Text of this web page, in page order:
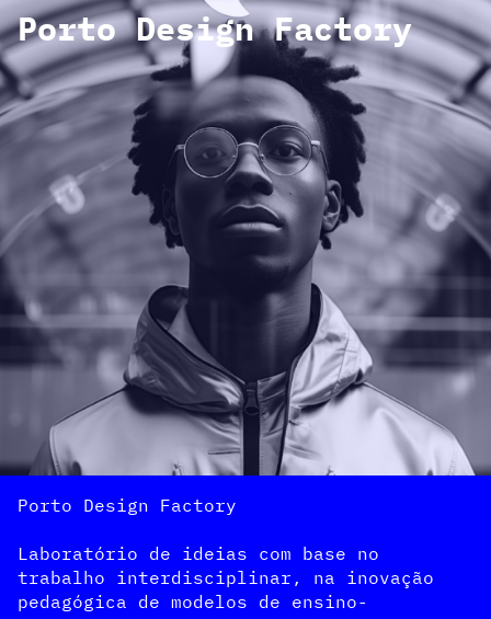
Porto Design Factory
Porto Design Factory
Laboratório de ideias com base no
trabalho interdisciplinar, na inovação
pedagógica de modelos de ensino-